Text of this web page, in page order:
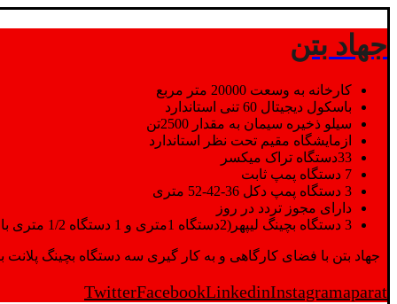
جهاد بتن
کارخانه به وسعت 20000 متر مربع
باسکول دیجیتال 60 تنی استاندارد
سیلو ذخیره سیمان به مقدار 2500تن
ازمایشگاه مقیم تحت نظر استاندارد
33دستگاه تراک میکسر
7 دستگاه پمپ ثابت
3 دستگاه پمپ دکل 36-42-52 متری
دارای مجوز تردد در روز
3 دستگاه بچینگ لیپهر(2دستگاه 1متری و 1 دستگاه 1/2 متری با توان تولید 150 متر مکعب در ساعت)
جهاد بتن با فضای کارگاهی و به کار گیری سه دستگاه بچینگ پلانت با ظرفیت 2500 تن در کنار پرسنل متخصص و پر تلاش واحدهای تولید و ازمایشگاه,بتن با کیفیت را برای واحد
TwitterFacebookLinkedinInstagramaparat